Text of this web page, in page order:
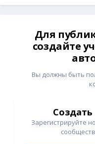
Для
создайте
Вы должны быть
Создать
Зарегистрируйте